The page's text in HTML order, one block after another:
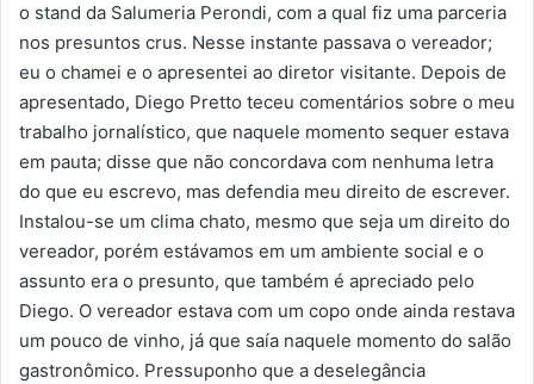
o stand da Salumeria Perondi, com a qual fiz uma parceria
nos presuntos crus. Nesse instante passava o vereador;
eu o chamei e o apresentei ao diretor visitante. Depois de
apresentado, Diego Pretto teceu comentários sobre o meu
trabalho jornalístico, que naquele momento sequer estava
em pauta; disse que não concordava com nenhuma letra
do que eu escrevo, mas defendia meu direito de escrever.
Instalou-se um clima chato, mesmo que seja um direito do
vereador, porém estávamos em um ambiente social e o
assunto era o presunto, que também é apreciado pelo
Diego. O vereador estava com um copo onde ainda restava
um pouco de vinho, já que saía naquele momento do salão
gastronômico. Pressuponho que a deselegância